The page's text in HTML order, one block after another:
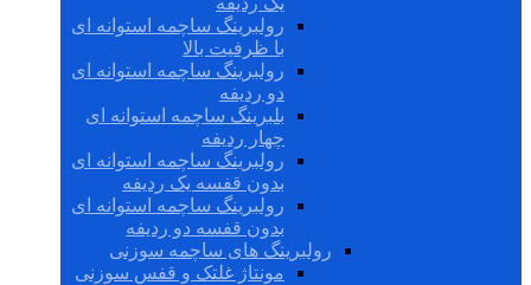
رولبرینگ ساچمه استوانه ای
با ظرفیت بالا
رولبرینگ ساچمه استوانه ای
دو ردیفه
بلبرینگ ساچمه استوانه ای
چهار ردیفه
رولبرینگ ساچمه استوانه ای
بدون قفسه یک ردیفه
رولبرینگ ساچمه استوانه ای
بدون قفسه دو ردیفه
رولبرینگ های ساچمه سوزنی
مونتاژ غلتک و قفس سوزنی